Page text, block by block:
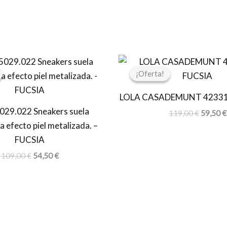
Sneakers suela
efecto piel metalizada. –
FUCSIA
109,00€
El
original
era:
54,50€
El
actual
¡Oferta!
¡Oferta!
LOLA CASADEMUNT
119,00€
El
original
119,00
59,50€